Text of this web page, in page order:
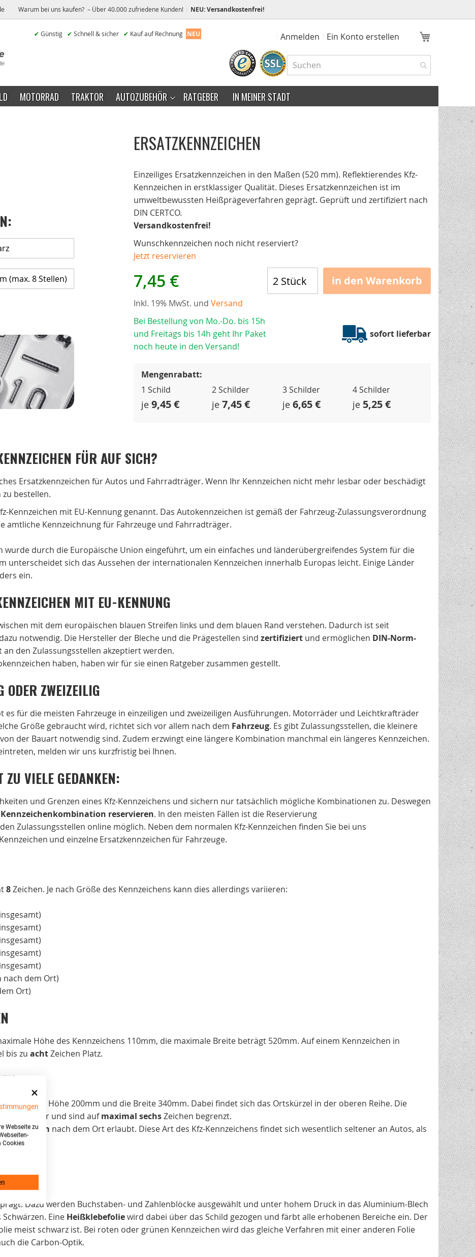
Warum bei uns kaufen? – Über 40.000 zufriedene Kunden! NEU: Versandkostenfrei!
✔ Günstig ✔ Schnell & sicher ✔ Kauf auf Rechnung NEU Anmelden Ein Konto erstellen
MOTORRAD TRAKTOR AUTOZUBEHÖR RATGEBER IN MEINER STADT
ERSATZKENNZEICHEN
Einzeiliges Ersatzkennzeichen in den Maßen (520 mm). Reflektierendes Kfz-
Kennzeichen in erstklassiger Qualität. Dieses Ersatzkennzeichen ist im
umweltbewussten Heißprägeverfahren geprägt. Geprüft und zertifiziert nach
DIN CERTCO.
Versandkostenfrei!
Wunschkennzeichen noch nicht reserviert?
Jetzt reservieren
7,45 €
Inkl. 19% MwSt. und Versand
in den Warenkorb
Bei Bestellung von Mo.-Do. bis 15h
und Freitags bis 14h geht Ihr Paket
noch heute in den Versand!
sofort lieferbar
Mengenrabatt:
1 Schild
je 9,45 €
2 Schilder
je 7,45 €
3 Schilder
je 6,65 €
4 Schilder
je 5,25 €
FÜR AUF SICH?
Ersatzkennzeichen für Autos und Fahrradträger. Wenn Ihr Kennzeichen nicht mehr lesbar oder beschädigt
bestellen.
Kennzeichen mit EU-Kennung genannt. Das Autokennzeichen ist gemäß der Fahrzeug-Zulassungsverordnung
amtliche Kennzeichnung für Fahrzeuge und Fahrradträger.
wurde durch die Europäische Union eingeführt, um ein einfaches und länderübergreifendes System für die
unterscheidet sich das Aussehen der internationalen Kennzeichen innerhalb Europas leicht. Einige Länder
ein.
MIT EU-KENNUNG
mit dem europäischen blauen Streifen links und dem blauen Rand verstehen. Dadurch ist seit
notwendig. Die Hersteller der Bleche und die Prägestellen sind zertifiziert und ermöglichen DIN-Norm-
den Zulassungsstellen akzeptiert werden.
haben, haben wir für sie einen Ratgeber zusammen gestellt.
ZWEIZEILIG
für die meisten Fahrzeuge in einzeiligen und zweizeiligen Ausführungen. Motorräder und Leichtkrafträder
Größe gebraucht wird, richtet sich vor allem nach dem Fahrzeug. Es gibt Zulassungsstellen, die kleinere
der Bauart notwendig sind. Zudem erzwingt eine längere Kombination manchmal ein längeres Kennzeichen.
melden wir uns kurzfristig bei Ihnen.
VIELE GEDANKEN:
und Grenzen eines Kfz-Kennzeichens und sichern nur tatsächlich mögliche Kombinationen zu. Deswegen
Kennzeichenkombination reservieren. In den meisten Fällen ist die Reservierung
Zulassungsstellen online möglich. Neben dem normalen Kfz-Kennzeichen finden Sie bei uns
und einzelne Ersatzkennzeichen für Fahrzeuge.
8Zeichen. Je nach Größe des Kennzeichens kann dies allerdings variieren:
nach dem Ort)
Ort)
Höhe des Kennzeichens 110mm, die maximale Breite beträgt 520mm. Auf einem Kennzeichen in
bis zu achtZeichen Platz.
maximale Höhe 200mm und die Breite 340mm. Dabei findet sich das Ortskürzel in der oberen Reihe. Die
darunter und sind aufmaximal sechsZeichen begrenzt.
5 Stellen nach dem Ort erlaubt. Diese Art des Kfz-Kennzeichens findet sich wesentlich seltener an Autos, als
Schritten.
Dazu werden Buchstaben- und Zahlenblöcke ausgewählt und unter hohem Druck in das Aluminium-Blech
Eine Heißklebefoliewird dabei über das Schild gezogen und färbt alle erhobenen Bereiche ein. Der
meist schwarz ist. Bei roten oder grünen Kennzeichen wird das gleiche Verfahren mit einer anderen Folie
die Carbon-Optik.
Webseite zu
Cookies